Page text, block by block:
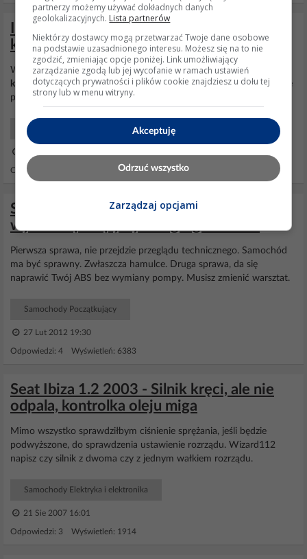
Ibiza 3 (2004) 1.2 silnik zgasł pokazała się
kontrolka oleju i tyle
Ważna jest kolejność, czy najpierw silnik zgasł, czy zapaliła się
kontrolkaoleju. Sprawdź przede wszystkim poziom oleju. Być może
przy wymianie czegoś nie dokręciłeś i najzwyczajniej olej wyciekł.
Samochody Początkujący
Odpowiedzi: 2 Wyświetleń: 1740
Seat Ibiza 2003 1.4 - Kontrolka ABS,
wymiana pompy hydroagregatu V39?
Pierwsza sprawa, nie przejdzie przeglądu technicznego. Samochód
ma być sprawny. Zwłaszcza hamulce. Druga sprawa, da się
naprawić Twój ABS bez wymiany pompy. Musisz zmienić warsztat.
Samochody Początkujący
27 Lut 2012 19:30
Odpowiedzi: 4 Wyświetleń: 6383
Seat Ibiza 1.2 2003 - Silnik kręci, ale nie
odpala, kontrolka oleju miga
Mimo wszystko sprawdziłbym ciśnienie sprężania, jeśli będzie
podwyższone, do sprawdzenia ustawienie rozrządu. Wizard112
napisz czy silnik z dwoma czy z jednym wałkiem rozrządu.
Samochody Elektryka i elektronika
21 Sie 2007 16:01
Odpowiedzi: 3 Wyświetleń: 1914
partnerzy możemy używać dokładnych danych
geolokalizacyjnych. Lista partnerów
Niektórzy dostawcy mogą przetwarzać Twoje dane osobowe
na podstawie uzasadnionego interesu. Możesz się na to nie
zgodzić, zmieniając opcje poniżej. Link umożliwiający
zarządzanie zgodą lub jej wycofanie w ramach ustawień
dotyczących prywatności i plików cookie znajdziesz u dołu tej
strony lub w menu witryny.
Akceptuję
Odrzuć wszystko
Zarządzaj opcjami